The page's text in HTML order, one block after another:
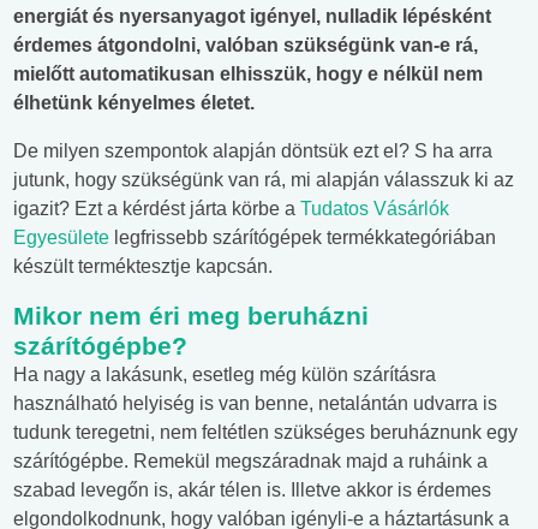
energiát és nyersanyagot igényel, nulladik lépésként
érdemes átgondolni, valóban szükségünk van-e rá,
mielőtt automatikusan elhisszük, hogy e nélkül nem
élhetünk kényelmes életet.
De milyen szempontok alapján döntsük ezt el? S ha arra
jutunk, hogy szükségünk van rá, mi alapján válasszuk ki az
igazit? Ezt a kérdést járta körbe a Tudatos Vásárlók
Egyesülete legfrissebb szárítógépek termékkategóriában
készült terméktesztje kapcsán.
Mikor nem éri meg beruházni
szárítógépbe?
Ha nagy a lakásunk, esetleg még külön szárításra
használható helyiség is van benne, netalántán udvarra is
tudunk teregetni, nem feltétlen szükséges beruháznunk egy
szárítógépbe. Remekül megszáradnak majd a ruháink a
szabad levegőn is, akár télen is. Illetve akkor is érdemes
elgondolkodnunk, hogy valóban igényli-e a háztartásunk a